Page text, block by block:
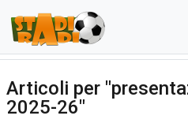
Articoli per
2025-26"